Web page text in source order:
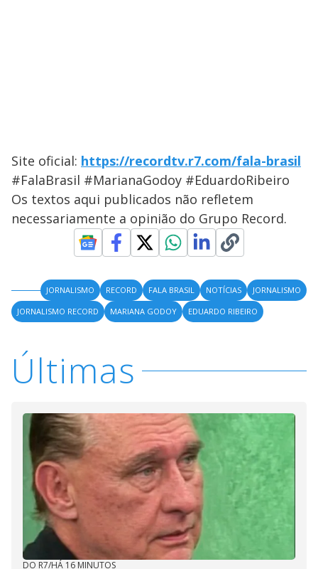
Site oficial: https://recordtv.r7.com/fala-brasil
#FalaBrasil #MarianaGodoy #EduardoRibeiro
Os textos aqui publicados não refletem
necessariamente a opinião do Grupo Record.
JORNALISMO RECORD FALA BRASIL NOTÍCIAS
JORNALISMO
JORNALISMO RECORD
MARIANA GODOY EDUARDO RIBEIRO
Últimas
DO R7/HÁ 16 MINUTOS